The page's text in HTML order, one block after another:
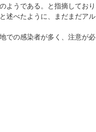
ようである。と指摘しており
述べたように、まだまだアル
での感染者が多く、注意が必